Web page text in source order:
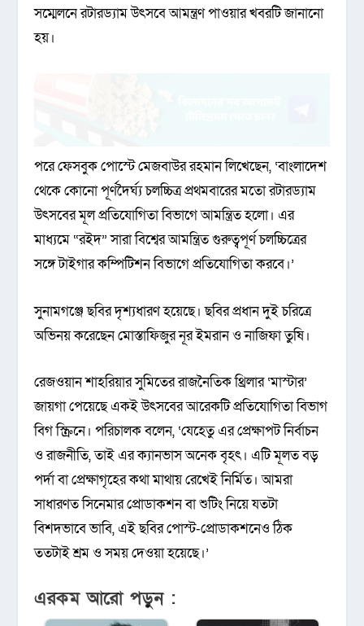
সম্মেলনে রটারড্যাম উৎসবে আমন্ত্রণ পাওয়ার খবরটি জানানো
হয়।
পরে ফেসবুক পোস্টে মেজবাউর রহমান লিখেছেন, ‘বাংলাদেশ
থেকে কোনো পূর্ণদৈর্ঘ্য চলচ্চিত্র প্রথমবারের মতো রটারড্যাম
উৎসবের মূল প্রতিযোগিতা বিভাগে আমন্ত্রিত হলো। এর
মাধ্যমে “রইদ” সারা বিশ্বের আমন্ত্রিত গুরুত্বপূর্ণ চলচ্চিত্রের
সঙ্গে টাইগার কম্পিটিশন বিভাগে প্রতিযোগিতা করবে।’
সুনামগঞ্জে ছবির দৃশ্যধারণ হয়েছে। ছবির প্রধান দুই চরিত্রে
অভিনয় করেছেন মোস্তাফিজুর নূর ইমরান ও নাজিফা তুষি।
রেজওয়ান শাহরিয়ার সুমিতের রাজনৈতিক থ্রিলার ‘মাস্টার’
জায়গা পেয়েছে একই উৎসবের আরেকটি প্রতিযোগিতা বিভাগ
বিগ স্ক্রিনে। পরিচালক বলেন, ‘যেহেতু এর প্রেক্ষাপট নির্বাচন
ও রাজনীতি, তাই এর ক্যানভাস অনেক বৃহৎ। এটি মূলত বড়
পর্দা বা প্রেক্ষাগৃহের কথা মাথায় রেখেই নির্মিত। আমরা
সাধারণত সিনেমার প্রোডাকশন বা শুটিং নিয়ে যতটা
বিশদভাবে ভাবি, এই ছবির পোস্ট-প্রোডাকশনেও ঠিক
ততটাই শ্রম ও সময় দেওয়া হয়েছে।’
এরকম আরো পড়ুন :